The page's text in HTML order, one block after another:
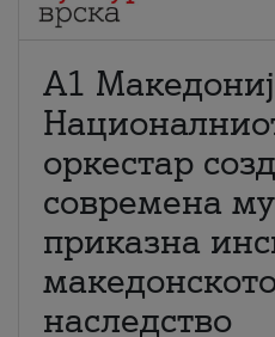
А1
оркестар
современа
приказна
наследство